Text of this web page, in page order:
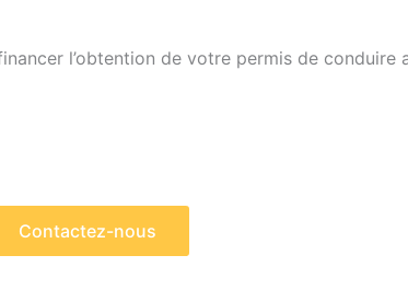
l’obtention de votre permis de conduire
Contactez-nous